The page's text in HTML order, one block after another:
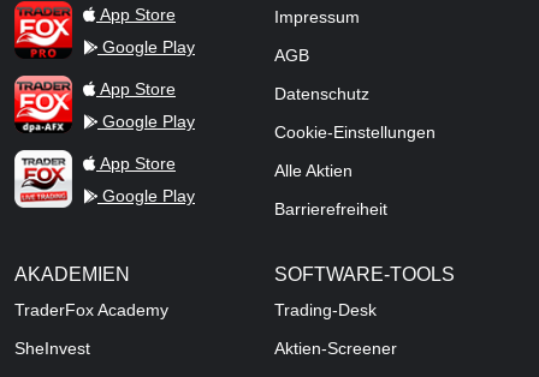
TraderFox ProApp Store
Google Play
TraderFox dpa-AFX ProFeed
App Store
Google Play
TraderFox Live Trading
App Store
Google Play
Impressum
AGB
Datenschutz
Cookie-Einstellungen
Alle Aktien
Barrierefreiheit
AKADEMIEN
TraderFox Academy
SheInvest
SOFTWARE-TOOLS
Trading-Desk
Aktien-Screener